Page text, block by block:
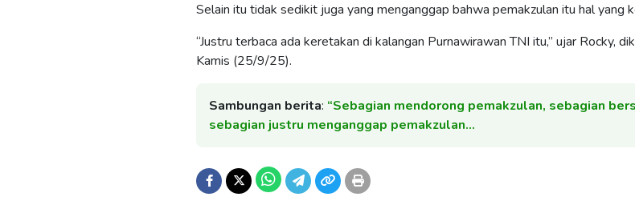
Selain itu tidak sedikit juga yang menganggap bahwa pemakzulan itu hal yang
“Justru terbaca ada keretakan di kalangan Purnawirawan TNI itu,” ujar Rocky,
Kamis (25/9/25).
Sambungan berita: “Sebagian mendorong pemakzulan, sebagian
sebagian justru menganggap pemakzulan…